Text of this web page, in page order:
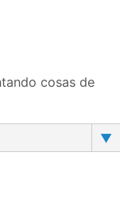
cosas de
▼